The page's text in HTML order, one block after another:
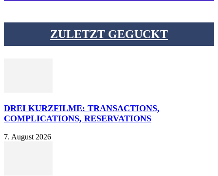
ZULETZT GEGUCKT
DREI KURZFILME: TRANSACTIONS,
COMPLICATIONS, RESERVATIONS
7. August 2026